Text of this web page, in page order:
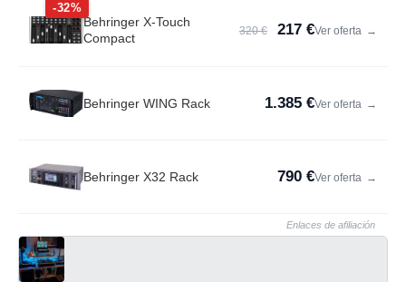
-32%
Behringer X-Touch
Compact
320 € 217 €Ver oferta →
Behringer WING Rack 1.385 €Ver oferta →
Behringer X32 Rack 790 €Ver oferta →
Enlaces de afiliación